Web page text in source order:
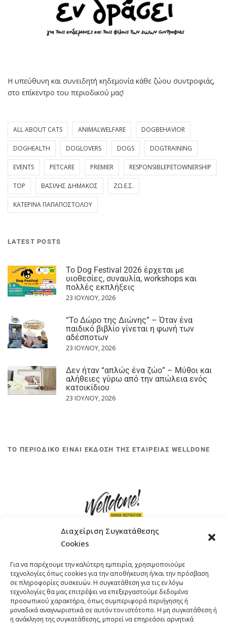
Διαχείριση Συγκατάθεσης
Cookies
Για να παρέχουμε την καλύτερη εμπειρία, χρησιμοποιούμε
τεχνολογίες όπως cookies για την αποθήκευση ή/και την πρόσβαση
σε πληροφορίες συσκευών. Η συγκατάθεση για τις εν λόγω
τεχνολογίες θα μας επιτρέψει να επεξεργαστούμε δεδομένα
προσωπικού χαρακτήρα, όπως συμπεριφορά περιήγησης ή
μοναδικά αναγνωριστικά σε αυτόν τον ιστότοπο. Η μη συγκατάθεση ή
η ανάκληση της συγκατάθεσης, μπορεί να επηρεάσει αρνητικά
Η υπεύθυνη και συνειδητή κηδεμονία κάθε ζώου συντροφιάς,
στο επίκεντρο του περιοδικού μας!
ALL ABOUT CATS ANIMALWELFARE DOGBEHAVIOR
DOGHEALTH DOGLOVERS DOGS DOGTRAINING
EVENTS PETCARE PREMIER RESPONSIBLEPETOWNERSHIP
TOP ΒΑΣΊΛΗΣ ΔΗΜΆΚΟΣ ΖΩ.Ε.Σ.
ΚΑΤΕΡΊΝΑ ΠΑΠΑΠΟΣΤΌΛΟΥ
LATEST POSTS
Το Dog Festival 2026 έρχεται με
υιοθεσίες, συναυλία, workshops και
πολλές εκπλήξεις
23 ΙΟΥΛΊΟΥ, 2026
“Το Δώρο της Διώνης” – Όταν ένα
παιδικό βιβλίο γίνεται η φωνή των
αδέσποτων
23 ΙΟΥΛΊΟΥ, 2026
Δεν ήταν “απλώς ένα ζώο” – Μύθοι και
αλήθειες γύρω από την απώλεια ενός
κατοικίδιου
23 ΙΟΥΛΊΟΥ, 2026
ΤΟ ΠΕΡΙΟΔΙΚΟ ΕΙΝΑΙ ΕΚΔΟΣΗ ΤΗΣ ΕΤΑΙΡΕΙΑΣ WELLDONE
ΤΗΛΕΦΩΝΟ: +30 211 4021758
EMAIL:info@welldone.com.gr